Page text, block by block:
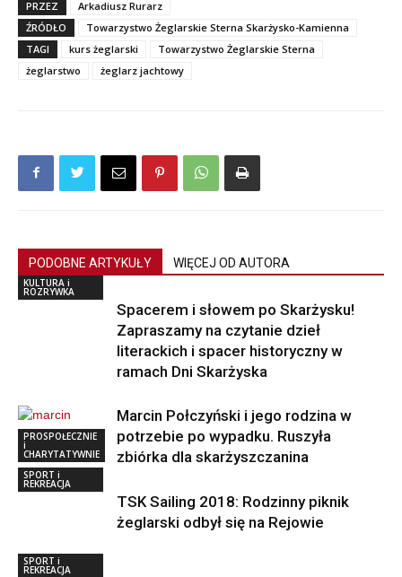
PRZEZ
Arkadiusz Rurarz
ŹRÓDŁO
Towarzystwo Żeglarskie Sterna Skarżysko-Kamienna
TAGI
kurs żeglarski
Towarzystwo Żeglarskie Sterna
żeglarstwo
żeglarz jachtowy
PODOBNE ARTYKUŁY WIĘCEJ OD AUTORA
KULTURA i
ROZRYWKA
Spacerem i słowem po Skarżysku!
Zapraszamy na czytanie dzieł
literackich i spacer historyczny w
ramach Dni Skarżyska
PROSPOŁECZNIE
i
CHARYTATYWNIE
Marcin Połczyński i jego rodzina w
potrzebie po wypadku. Ruszyła
zbiórka dla skarżyszczanina
SPORT i
REKREACJA
TSK Sailing 2018: Rodzinny piknik
żeglarski odbył się na Rejowie
SPORT i
REKREACJA